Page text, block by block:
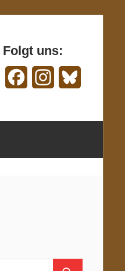
Folgt uns:
FacebookInstagram